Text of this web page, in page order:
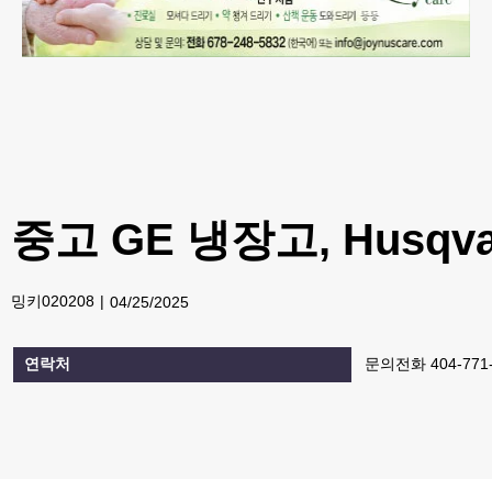
중고 GE 냉장고,
밍키020208 04/25/2025
연락처 문의전화 404-